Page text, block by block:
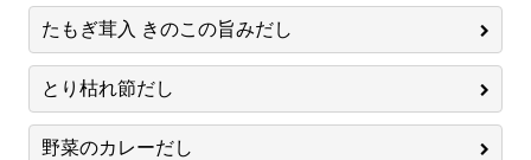
たもぎ茸入 きのこの旨みだし
とり枯れ節だし
野菜のカレーだし